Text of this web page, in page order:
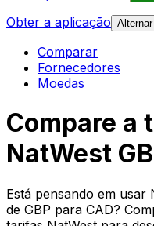
Obter a aplicação
Comparar
Fornecedores
Moedas
Compare a
NatWest
Está pensando em usar
de GBP para CAD?